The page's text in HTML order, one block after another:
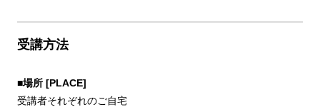
受講方法
■場所 [PLACE]
受講者それぞれのご自宅